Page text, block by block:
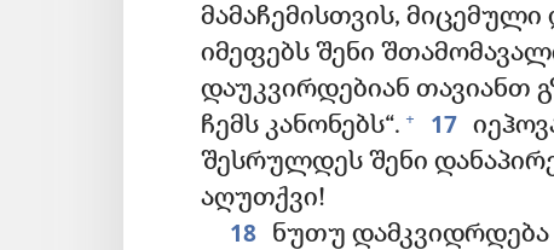
მამაჩემისთვის,
იმეფებს შენი
დაუკვირდებიან თავიანთ
ჩემს კანონებს“. + 17
შესრულდეს შენი
აღუთქვი!
18
ნუთუ